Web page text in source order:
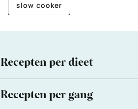
slow cooker
Recepten per dieet
Recepten per gang